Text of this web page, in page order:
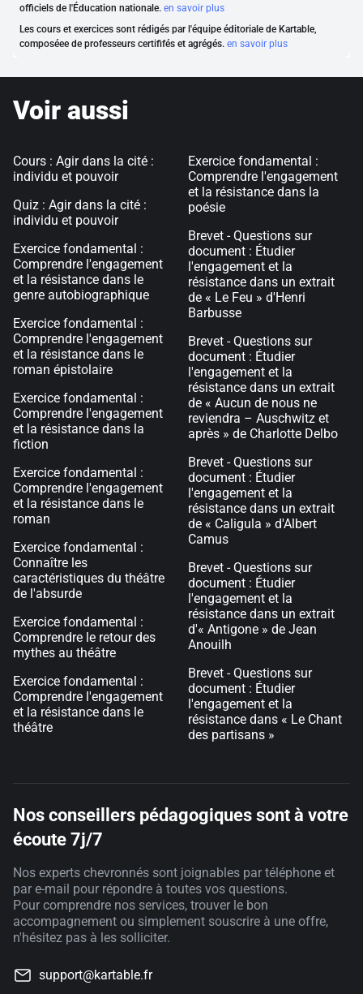
officiels de l'Éducation nationale. en savoir plus
Les cours et exercices sont rédigés par l'équipe éditoriale de Kartable,
composéee de professeurs certififés et agrégés. en savoir plus
Voir aussi
Cours : Agir dans la cité :
individu et pouvoir
Quiz : Agir dans la cité :
individu et pouvoir
Exercice fondamental :
Comprendre l'engagement
et la résistance dans le
genre autobiographique
Exercice fondamental :
Comprendre l'engagement
et la résistance dans le
roman épistolaire
Exercice fondamental :
Comprendre l'engagement
et la résistance dans la
fiction
Exercice fondamental :
Comprendre l'engagement
et la résistance dans le
roman
Exercice fondamental :
Connaître les
caractéristiques du théâtre
de l'absurde
Exercice fondamental :
Comprendre le retour des
mythes au théâtre
Exercice fondamental :
Comprendre l'engagement
et la résistance dans le
théâtre
Exercice fondamental :
Comprendre l'engagement
et la résistance dans la
poésie
Brevet - Questions sur
document : Étudier
l'engagement et la
résistance dans un extrait
de « Le Feu » d'Henri
Barbusse
Brevet - Questions sur
document : Étudier
l'engagement et la
résistance dans un extrait
de « Aucun de nous ne
reviendra – Auschwitz et
après » de Charlotte Delbo
Brevet - Questions sur
document : Étudier
l'engagement et la
résistance dans un extrait
de « Caligula » d'Albert
Camus
Brevet - Questions sur
document : Étudier
l'engagement et la
résistance dans un extrait
d'« Antigone » de Jean
Anouilh
Brevet - Questions sur
document : Étudier
l'engagement et la
résistance dans « Le Chant
des partisans »
Nos conseillers pédagogiques sont à votre
écoute 7j/7
Nos experts chevronnés sont joignables par téléphone et
par e-mail pour répondre à toutes vos questions.
Pour comprendre nos services, trouver le bon
accompagnement ou simplement souscrire à une offre,
n'hésitez pas à les solliciter.
support@kartable.fr